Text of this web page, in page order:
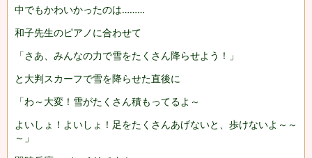
中でもかわいかったのは………
和子先生のピアノに合わせて
「さあ、みんなの力で雪をたくさん降らせよう！」
と大判スカーフで雪を降らせた直後に
「わ～大変！雪がたくさん積もってるよ～
よいしょ！よいしょ！足をたくさんあげないと、歩けないよ～～
～」